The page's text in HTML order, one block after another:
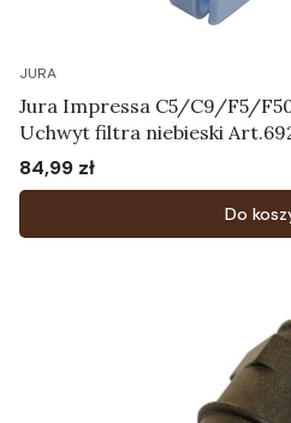
JURA
Jura Impressa C5/C9/F5/
Uchwyt filtra niebieski
Cena
84,99 zł
Do